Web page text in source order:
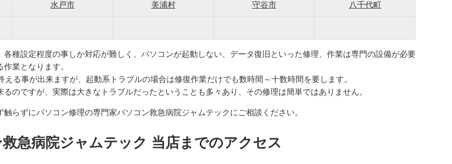
水戸市 美浦村 守谷市 八千代町
種設定程度の事しか対応が難しく、パソコンが起動しない、データ復旧といった修理、作業は専門の設備が必要
業となります。
る事が出来ますが、起動系トラブルの場合は修復作業だけでも数時間～十数時間を要します。
のですが、実際は大きなトラブルだったということも多々あり、その修理は簡単ではありません。
らずにパソコン修理の専門家パソコン救急病院ジャムテックにご相談ください。
急病院ジャムテック 当店までのアクセス